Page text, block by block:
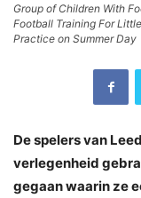
Group of Children With
Football Training For
Practice on Summer Day
De spelers van
verlegenheid
gegaan waarin ze